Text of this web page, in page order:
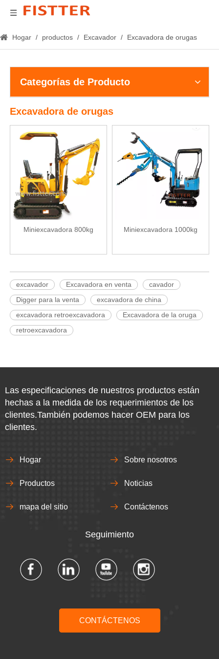
Hogar / productos / Excavador / Excavadora de orugas
Categorías de Producto
Excavadora de orugas
Miniexcavadora 800kg Miniexcavadora 1000kg
excavador Excavadora en venta
cavador
Digger para la venta
excavadora de china
excavadora retroexcavadora
Excavadora de la oruga
retroexcavadora
Las especificaciones de nuestros productos están
hechas a la medida de los requerimientos de los
clientes.También podemos hacer OEM para los
clientes.
Hogar Sobre nosotros
Productos Noticias
mapa del sitio Contáctenos
Seguimiento​​​​​​​
CONTÁCTENOS